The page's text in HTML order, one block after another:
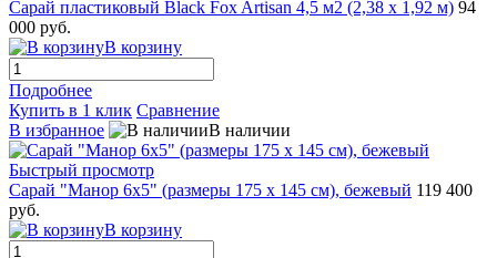
Сарай пластиковый Black Fox Artisan 4,5 м2 (2,38 x 1,92 м) 94
000 руб.
В корзину
Подробнее
Купить в 1 клик Сравнение
В избранное
В наличии
Быстрый просмотр
Сарай "Манор 6x5" (размеры 175 x 145 см), бежевый 119 400
руб.
В корзину